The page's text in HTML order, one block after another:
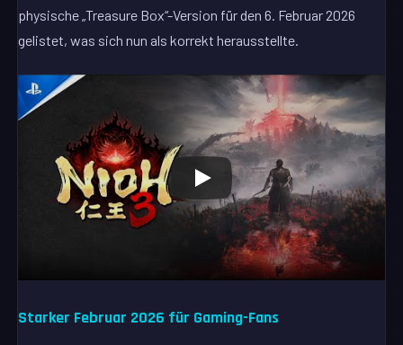
physische „Treasure Box“-Version für den 6. Februar 2026
gelistet, was sich nun als korrekt herausstellte.
Starker Februar 2026 für Gaming-Fans